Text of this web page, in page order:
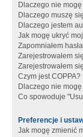
Dlaczego nie
Dlaczego muszę
Dlaczego jestem
Jak mogę ukryć
Zapomniałem
Zarejestrowałem
Zarejestrowałem
Czym jest COPPA?
Dlaczego nie
Co spowoduje
Preferencje i
Jak mogę zmienić